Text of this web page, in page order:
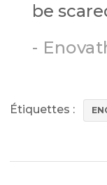
be
-
Étiquettes :